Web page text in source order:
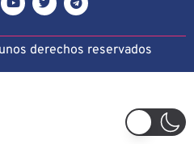
derechos reservados